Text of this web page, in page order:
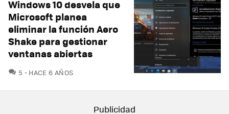
Windows 10 desvela que
Microsoft planea
eliminar la función Aero
Shake para gestionar
ventanas abiertas
5 COMENTARIOS
HACE 6 AÑOS